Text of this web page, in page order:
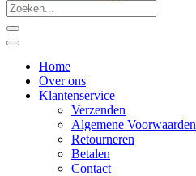
Home
Over ons
Klantenservice
Verzenden
Algemene Voorwaarden
Retourneren
Betalen
Contact